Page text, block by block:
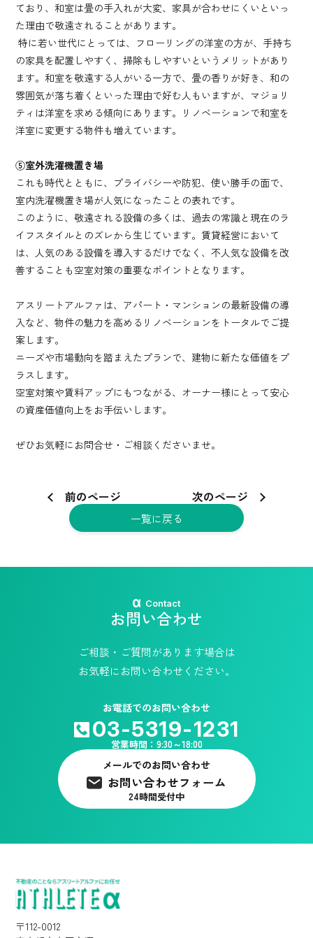
ており、和室は畳の手入れが大変、家具が合わせにくいといっ
た理由で敬遠されることがあります。
特に若い世代にとっては、フローリングの洋室の方が、手持ち
の家具を配置しやすく、掃除もしやすいというメリットがあり
ます。和室を敬遠する人がいる一方で、畳の香りが好き、和の
雰囲気が落ち着くといった理由で好む人もいますが、マジョリ
ティは洋室を求める傾向にあります。リノベーションで和室を
洋室に変更する物件も増えています。
⑤室外洗濯機置き場
これも時代とともに、プライバシーや防犯、使い勝手の面で、
室内洗濯機置き場が人気になったことの表れです。
このように、敬遠される設備の多くは、過去の常識と現在のラ
イフスタイルとのズレから生じています。賃貸経営において
は、人気のある設備を導入するだけでなく、不人気な設備を改
善することも空室対策の重要なポイントとなります。
アスリートアルファは、アパート・マンションの最新設備の導
入など、物件の魅力を高めるリノベーションをトータルでご提
案します。
ニーズや市場動向を踏まえたプランで、建物に新たな価値をプ
ラスします。
空室対策や賃料アップにもつながる、オーナー様にとって安心
の資産価値向上をお手伝いします。
ぜひお気軽にお問合せ・ご相談くださいませ。
前のページ 次のページ
一覧に戻る
Contact
お問い合わせ
ご相談・ご質問があります場合は
お気軽にお問い合わせください。
お電話でのお問い合わせ
03-5319-1231
営業時間：9:30～18:00
メールでのお問い合わせ
お問い合わせフォーム
24時間受付中
〒112-0012